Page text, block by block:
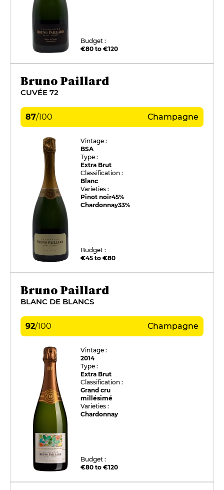
Budget :
€80 to €120
Bruno Paillard
CUVÉE 72
87/100 Champagne
Vintage :
BSA
Type :
Extra Brut
Classification :
Blanc
Varieties :
Pinot noir45%
Chardonnay33%
Budget :
€45 to €80
Bruno Paillard
BLANC DE BLANCS
92/100 Champagne
Vintage :
2014
Type :
Extra Brut
Classification :
Grand cru
millésimé
Varieties :
Chardonnay
Budget :
€80 to €120